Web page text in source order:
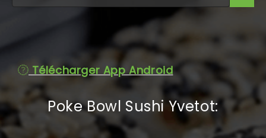
MENTIONS LÉGALES
C.G.V
Télécharger App Android
Poke Bowl Sushi Yvetot: